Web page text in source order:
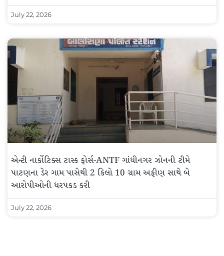
July 22, 2026
એન્ટી નાર્કોટિક્સ ટાસ્ક ફોર્સ-ANTF ગાંધીનગર ઝોનની ટીમે
પાટણના ડેર ગામ પાસેથી 2 કિલો 10 ગ્રામ અફીણ સાથે બે
આરોપીઓની ધરપકડ કરી
July 22, 2026